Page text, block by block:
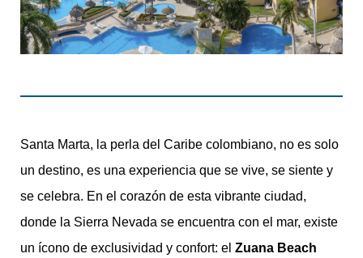
Santa Marta, la perla del Caribe colombiano, no es solo
un destino, es una experiencia que se vive, se siente y
se celebra. En el corazón de esta vibrante ciudad,
donde la Sierra Nevada se encuentra con el mar, existe
un ícono de exclusividad y confort: el Zuana Beach